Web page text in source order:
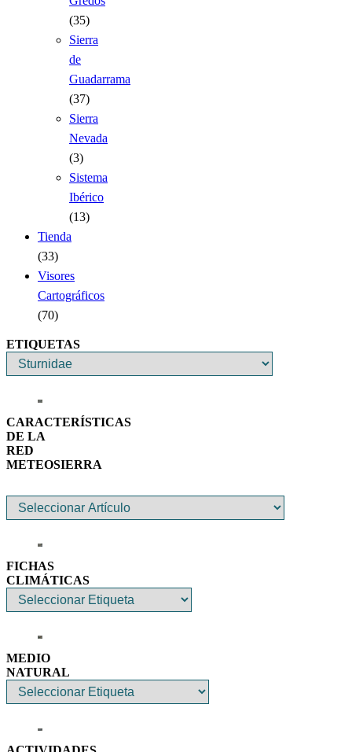
(35)
Sierra
de
Guadarrama
(37)
Sierra
Nevada
(3)
Sistema
Ibérico
(13)
Tienda
(33)
Visores
Cartográficos
(70)
ETIQUETAS
CARACTERÍSTICAS
DE LA
RED
METEOSIERRA
FICHAS
CLIMÁTICAS
MEDIO
NATURAL